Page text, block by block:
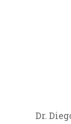
Dr.